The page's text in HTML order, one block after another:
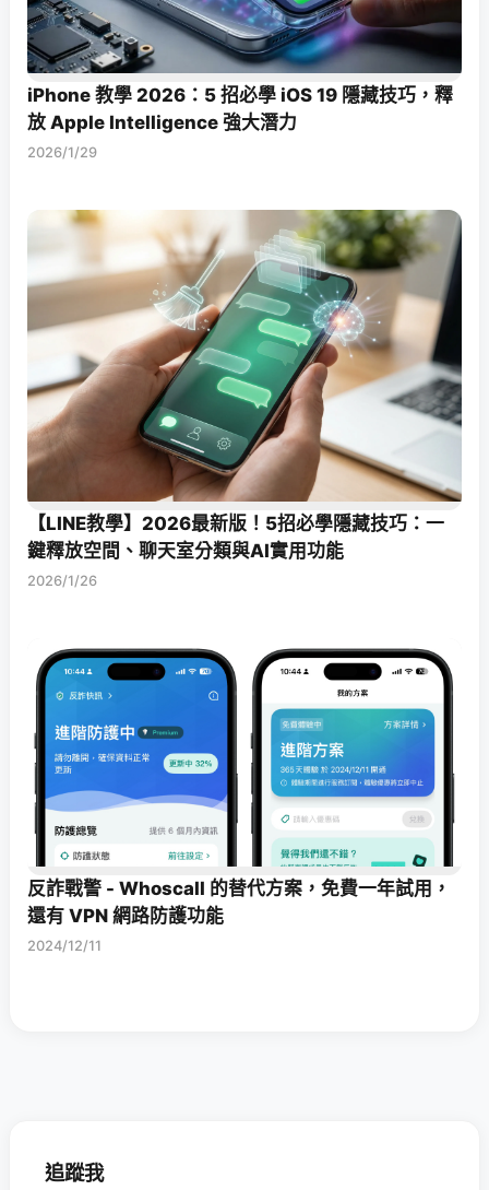
iPhone 教學 2026：5 招必學 iOS 19 隱藏技巧，釋
放 Apple Intelligence 強大潛力
2026/1/29
【LINE教學】2026最新版！5招必學隱藏技巧：一
鍵釋放空間、聊天室分類與AI實用功能
2026/1/26
反詐戰警 - Whoscall 的替代方案，免費一年試用，
還有 VPN 網路防護功能
2024/12/11
追蹤我